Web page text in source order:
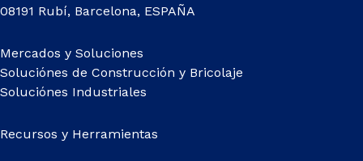
08191 Rubí, Barcelona, ESPAÑA
Mercados y Soluciones
Soluciónes de Construcción y Bricolaje
Soluciónes Industriales
Recursos y Herramientas